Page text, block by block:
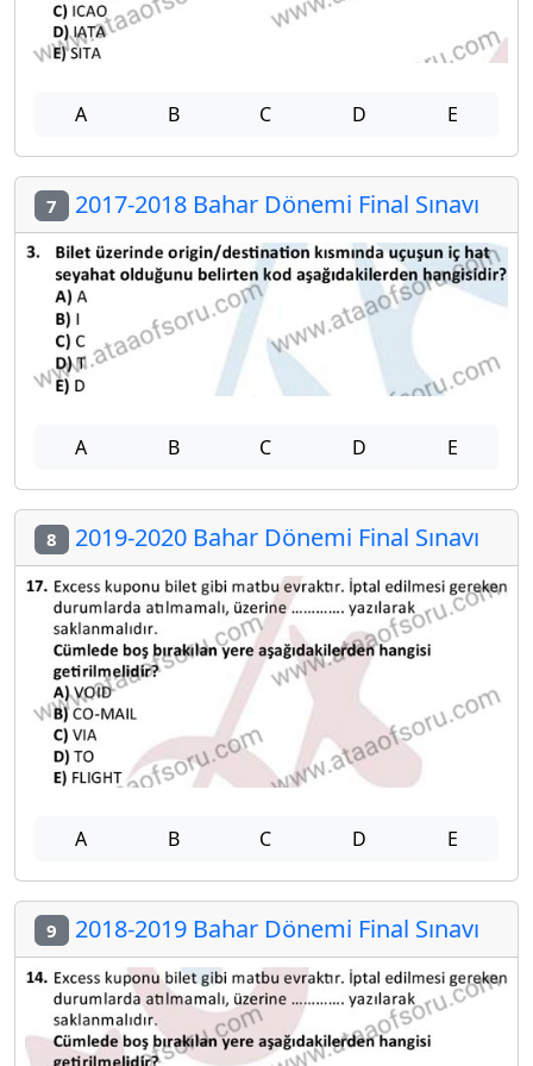
A B C D E
7 2017-2018 Bahar Dönemi Final Sınavı
A B C D E
8 2019-2020 Bahar Dönemi Final Sınavı
A B C D E
9 2018-2019 Bahar Dönemi Final Sınavı